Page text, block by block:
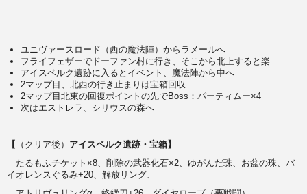
ユニヴァースロード（西の魔法陣）からラメールへ
フライフェザーでドーファン村に行き、そこから北上すると楽
アイスベルク遺跡に入るとイベント、魔法陣から中へ
2マップ目、北西の行き止まりは宝箱回収
2マップ目北東の回復ポイントの先でBoss：パーティムー×4
次はエストレラ、シリウスの森へ
【 （クリア後） アイスベルク遺跡・宝箱】
たるもふチケット×8、削除の武器化石×2、ゆがんだ珠、お盆の珠、バ
イオレンスぐるみ+20、解放リング、